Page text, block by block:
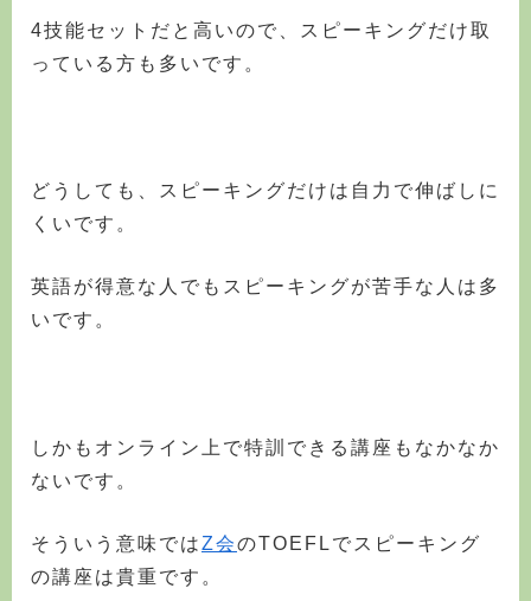
4技能セットだと高いので、スピーキングだけ取
っている方も多いです。
どうしても、スピーキングだけは自力で伸ばしに
くいです。
英語が得意な人でもスピーキングが苦手な人は多
いです。
しかもオンライン上で特訓できる講座もなかなか
ないです。
そういう意味ではZ会のTOEFLでスピーキング
の講座は貴重です。